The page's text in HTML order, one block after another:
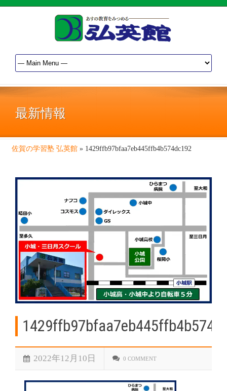
最新情報
佐賀の学習塾 弘英館 » 1429ffb97bfaa7eb445ffb4b574dc192
2022年12月10日 0 COMMENT